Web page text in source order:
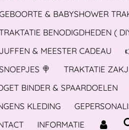
& BABYSHOWER
BENODIGDHEDEN (
& MEESTER CADEAU
🍭
TRAKTATIE
BINDER & SPAARDOELEN
KLEDING
INFORMATIE